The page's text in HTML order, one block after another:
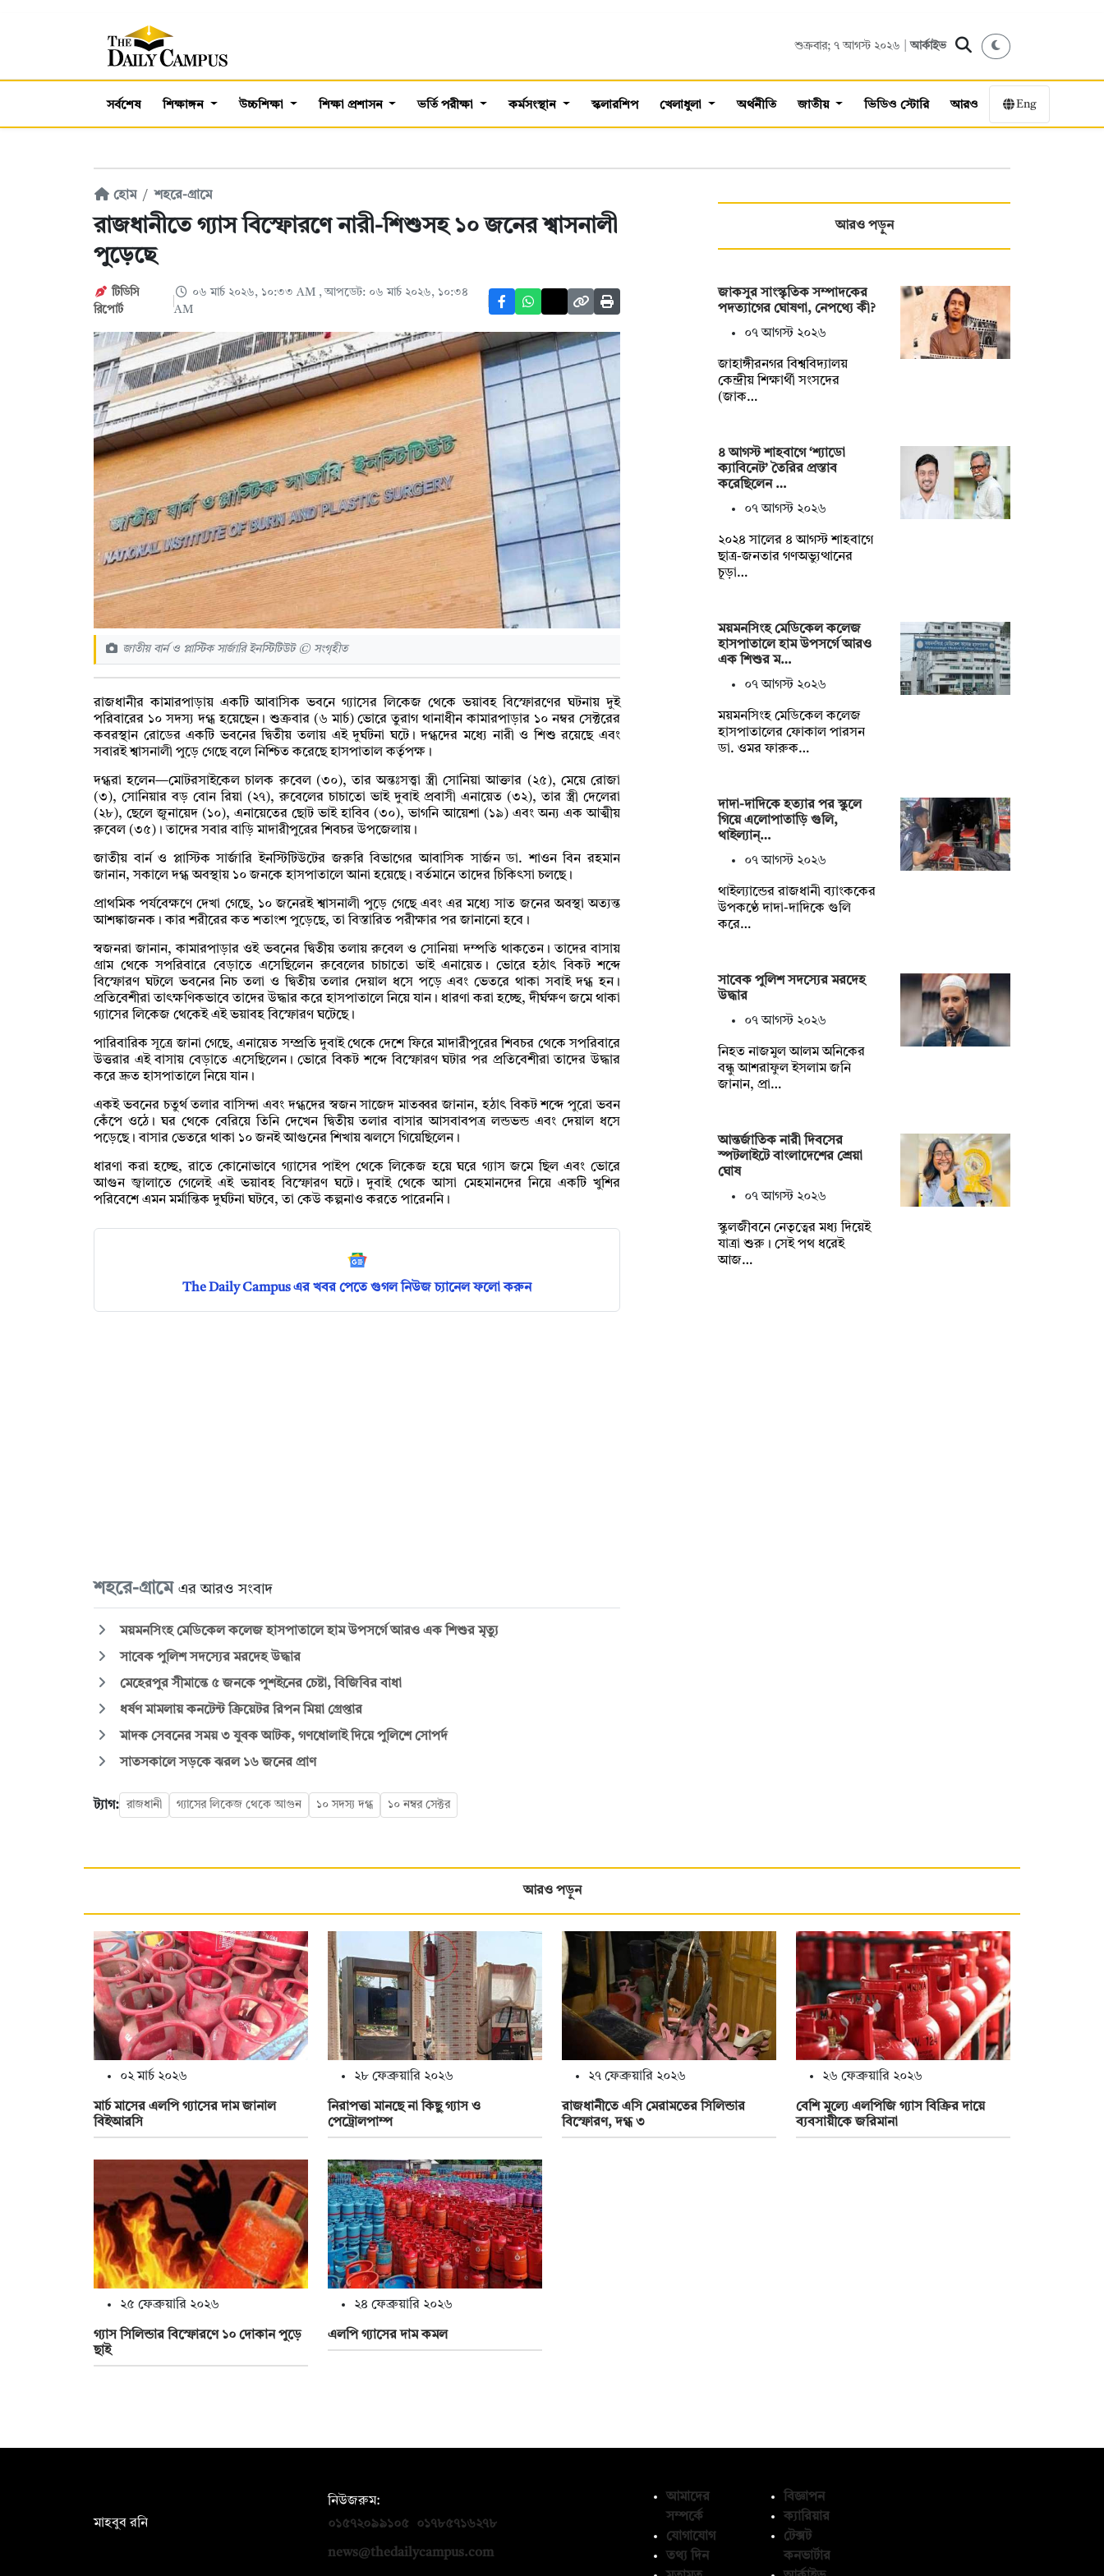
শুক্রবার; ৭ আগস্ট ২০২৬ |আর্কাইভ
সর্বশেষ শিক্ষাঙ্গন উচ্চশিক্ষা শিক্ষা প্রশাসন ভর্তি পরীক্ষা কর্মসংস্থান স্কলারশিপ খেলাধুলা অর্থনীতি জাতীয় ভিডিও স্টোরি আরও Eng
হোম শহরে-গ্রামে
রাজধানীতে গ্যাস বিস্ফোরণে নারী-শিশুসহ ১০ জনের শ্বাসনালী
পুড়েছে
টিডিসি
রিপোর্ট
০৬ মার্চ ২০২৬, ১০:৩৩ AM , আপডেট: ০৬ মার্চ ২০২৬, ১০:৩৪
AM
জাতীয় বার্ন ও প্লাস্টিক সার্জারি ইনস্টিটিউট © সংগৃহীত
রাজধানীর কামারপাড়ায় একটি আবাসিক ভবনে গ্যাসের লিকেজ থেকে ভয়াবহ বিস্ফোরণের ঘটনায় দুই
পরিবারের ১০ সদস্য দগ্ধ হয়েছেন। শুক্রবার (৬ মার্চ) ভোরে তুরাগ থানাধীন কামারপাড়ার ১০ নম্বর সেক্টরের
কবরস্থান রোডের একটি ভবনের দ্বিতীয় তলায় এই দুর্ঘটনা ঘটে। দগ্ধদের মধ্যে নারী ও শিশু রয়েছে এবং
সবারই শ্বাসনালী পুড়ে গেছে বলে নিশ্চিত করেছে হাসপাতাল কর্তৃপক্ষ।
দগ্ধরা হলেন—মোটরসাইকেল চালক রুবেল (৩০), তার অন্তঃসত্ত্বা স্ত্রী সোনিয়া আক্তার (২৫), মেয়ে রোজা
(৩), সোনিয়ার বড় বোন রিয়া (২৭), রুবেলের চাচাতো ভাই দুবাই প্রবাসী এনায়েত (৩২), তার স্ত্রী দেলেরা
(২৮), ছেলে জুনায়েদ (১০), এনায়েতের ছোট ভাই হাবিব (৩০), ভাগনি আয়েশা (১৯) এবং অন্য এক আত্মীয়
রুবেল (৩৫)। তাদের সবার বাড়ি মাদারীপুরের শিবচর উপজেলায়।
জাতীয় বার্ন ও প্লাস্টিক সার্জারি ইনস্টিটিউটের জরুরি বিভাগের আবাসিক সার্জন ডা. শাওন বিন রহমান
জানান, সকালে দগ্ধ অবস্থায় ১০ জনকে হাসপাতালে আনা হয়েছে। বর্তমানে তাদের চিকিৎসা চলছে।
প্রাথমিক পর্যবেক্ষণে দেখা গেছে, ১০ জনেরই শ্বাসনালী পুড়ে গেছে এবং এর মধ্যে সাত জনের অবস্থা অত্যন্ত
আশঙ্কাজনক। কার শরীরের কত শতাংশ পুড়েছে, তা বিস্তারিত পরীক্ষার পর জানানো হবে।
স্বজনরা জানান, কামারপাড়ার ওই ভবনের দ্বিতীয় তলায় রুবেল ও সোনিয়া দম্পতি থাকতেন। তাদের বাসায়
গ্রাম থেকে সপরিবারে বেড়াতে এসেছিলেন রুবেলের চাচাতো ভাই এনায়েত। ভোরে হঠাৎ বিকট শব্দে
বিস্ফোরণ ঘটলে ভবনের নিচ তলা ও দ্বিতীয় তলার দেয়াল ধসে পড়ে এবং ভেতরে থাকা সবাই দগ্ধ হন।
প্রতিবেশীরা তাৎক্ষণিকভাবে তাদের উদ্ধার করে হাসপাতালে নিয়ে যান। ধারণা করা হচ্ছে, দীর্ঘক্ষণ জমে থাকা
গ্যাসের লিকেজ থেকেই এই ভয়াবহ বিস্ফোরণ ঘটেছে।
পারিবারিক সূত্রে জানা গেছে, এনায়েত সম্প্রতি দুবাই থেকে দেশে ফিরে মাদারীপুরের শিবচর থেকে সপরিবারে
উত্তরার এই বাসায় বেড়াতে এসেছিলেন। ভোরে বিকট শব্দে বিস্ফোরণ ঘটার পর প্রতিবেশীরা তাদের উদ্ধার
করে দ্রুত হাসপাতালে নিয়ে যান।
একই ভবনের চতুর্থ তলার বাসিন্দা এবং দগ্ধদের স্বজন সাজেদ মাতব্বর জানান, হঠাৎ বিকট শব্দে পুরো ভবন
কেঁপে ওঠে। ঘর থেকে বেরিয়ে তিনি দেখেন দ্বিতীয় তলার বাসার আসবাবপত্র লন্ডভন্ড এবং দেয়াল ধসে
পড়েছে। বাসার ভেতরে থাকা ১০ জনই আগুনের শিখায় ঝলসে গিয়েছিলেন।
ধারণা করা হচ্ছে, রাতে কোনোভাবে গ্যাসের পাইপ থেকে লিকেজ হয়ে ঘরে গ্যাস জমে ছিল এবং ভোরে
আগুন জ্বালাতে গেলেই এই ভয়াবহ বিস্ফোরণ ঘটে। দুবাই থেকে আসা মেহমানদের নিয়ে একটি খুশির
পরিবেশে এমন মর্মান্তিক দুর্ঘটনা ঘটবে, তা কেউ কল্পনাও করতে পারেননি।
The Daily Campus এর খবর পেতে গুগল নিউজ চ্যানেল ফলো করুন
শহরে-গ্রামে এর আরও সংবাদ
ময়মনসিংহ মেডিকেল কলেজ হাসপাতালে হাম উপসর্গে আরও এক শিশুর মৃত্যু
সাবেক পুলিশ সদস্যের মরদেহ উদ্ধার
মেহেরপুর সীমান্তে ৫ জনকে পুশইনের চেষ্টা, বিজিবির বাধা
ধর্ষণ মামলায় কনটেন্ট ক্রিয়েটর রিপন মিয়া গ্রেপ্তার
মাদক সেবনের সময় ৩ যুবক আটক, গণধোলাই দিয়ে পুলিশে সোপর্দ
সাতসকালে সড়কে ঝরল ১৬ জনের প্রাণ
ট্যাগ: রাজধানী গ্যাসের লিকেজ থেকে আগুন ১০ সদস্য দগ্ধ ১০ নম্বর সেক্টর
আরও পড়ুন
জাকসুর সাংস্কৃতিক সম্পাদকের
পদত্যাগের ঘোষণা, নেপথ্যে কী?
০৭ আগস্ট ২০২৬
জাহাঙ্গীরনগর বিশ্ববিদ্যালয়
কেন্দ্রীয় শিক্ষার্থী সংসদের
(জাক…
৪ আগস্ট শাহবাগে ‘শ্যাডো
ক্যাবিনেট’ তৈরির প্রস্তাব
করেছিলেন …
০৭ আগস্ট ২০২৬
২০২৪ সালের ৪ আগস্ট শাহবাগে
ছাত্র-জনতার গণঅভ্যুত্থানের
চূড়া…
ময়মনসিংহ মেডিকেল কলেজ
হাসপাতালে হাম উপসর্গে আরও
এক শিশুর ম…
০৭ আগস্ট ২০২৬
ময়মনসিংহ মেডিকেল কলেজ
হাসপাতালের ফোকাল পারসন
ডা. ওমর ফারুক…
দাদা-দাদিকে হত্যার পর স্কুলে
গিয়ে এলোপাতাড়ি গুলি,
থাইল্যান্…
০৭ আগস্ট ২০২৬
থাইল্যান্ডের রাজধানী ব্যাংককের
উপকণ্ঠে দাদা-দাদিকে গুলি
করে…
সাবেক পুলিশ সদস্যের মরদেহ
উদ্ধার
০৭ আগস্ট ২০২৬
‎নিহত নাজমুল আলম অনিকের
বন্ধু আশরাফুল ইসলাম জনি
জানান, প্রা…
আন্তর্জাতিক নারী দিবসের
স্পটলাইটে বাংলাদেশের শ্রেয়া
ঘোষ
০৭ আগস্ট ২০২৬
স্কুলজীবনে নেতৃত্বের মধ্য দিয়েই
যাত্রা শুরু। সেই পথ ধরেই
আজ…
আরও পড়ুন
০২ মার্চ ২০২৬
মার্চ মাসের এলপি গ্যাসের দাম জানাল
বিইআরসি
২৮ ফেব্রুয়ারি ২০২৬
নিরাপত্তা মানছে না কিছু গ্যাস ও
পেট্রোলপাম্প
২৭ ফেব্রুয়ারি ২০২৬
রাজধানীতে এসি মেরামতের সিলিন্ডার
বিস্ফোরণ, দগ্ধ ৩
২৬ ফেব্রুয়ারি ২০২৬
বেশি মূল্যে এলপিজি গ্যাস বিক্রির দায়ে
ব্যবসায়ীকে জরিমানা
২৫ ফেব্রুয়ারি ২০২৬
গ্যাস সিলিন্ডার বিস্ফোরণে ১০ দোকান পুড়ে
ছাই
২৪ ফেব্রুয়ারি ২০২৬
এলপি গ্যাসের দাম কমল
মাহবুব রনি
নিউজরুম:
০১৫৭২০৯৯১০৫
০১৭৮৫৭১৬২৭৮
news@thedailycampus.com
আমাদের
সম্পর্কে
যোগাযোগ
তথ্য দিন
বিজ্ঞাপন
ক্যারিয়ার
টেক্সট
কনভার্টার